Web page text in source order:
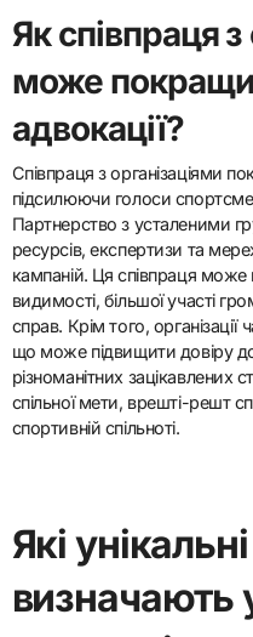
TikTok, є найефективнішими
платформи дозволяють
аудиторій, ділитися
взаємодіяти з фанатами.
емоційним зв’язкам, тоді як
творчо та автентично
надають спортсменам
проблеми, мобілізувати
Як співпраця
може
адвокації?
кампаній. Ця співпраця може
видимості, більшої участі
справ. Крім того,
що може підвищити довіру до